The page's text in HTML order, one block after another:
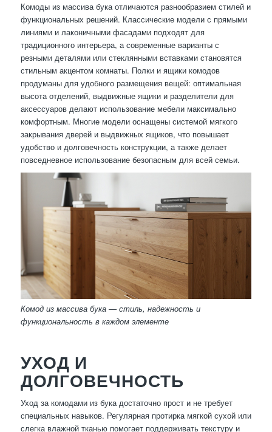
Комоды из массива бука отличаются разнообразием стилей и
функциональных решений. Классические модели с прямыми
линиями и лаконичными фасадами подходят для
традиционного интерьера, а современные варианты с
резными деталями или стеклянными вставками становятся
стильным акцентом комнаты. Полки и ящики комодов
продуманы для удобного размещения вещей: оптимальная
высота отделений, выдвижные ящики и разделители для
аксессуаров делают использование мебели максимально
комфортным. Многие модели оснащены системой мягкого
закрывания дверей и выдвижных ящиков, что повышает
удобство и долговечность конструкции, а также делает
повседневное использование безопасным для всей семьи.
Комод из массива бука — стиль, надежность и
функциональность в каждом элементе
УХОД И
ДОЛГОВЕЧНОСТЬ
Уход за комодами из бука достаточно прост и не требует
специальных навыков. Регулярная протирка мягкой сухой или
слегка влажной тканью помогает поддерживать текстуру и